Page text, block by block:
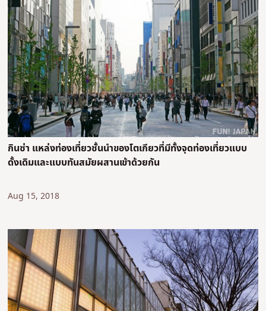
กินซ่า แหล่งท่องเที่ยวชั้นนำของโตเกียวที่มีทั้งจุดท่องเที่ยวแบบ
ดั้งเดิมและแบบทันสมัยผสานเข้าด้วยกัน
Aug 15, 2018